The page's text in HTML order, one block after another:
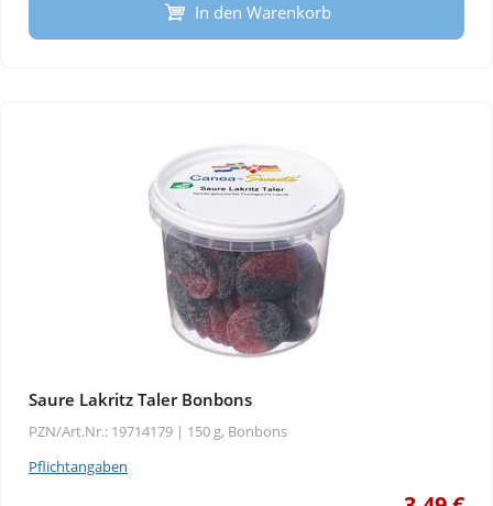
In den Warenkorb
Saure Lakritz Taler Bonbons
PZN/Art.Nr.: 19714179 | 150 g, Bonbons
Pflichtangaben